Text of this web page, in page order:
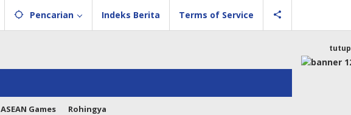
Pencarian Indeks Berita Terms of Service
ASEAN Games Rohingya
tutup